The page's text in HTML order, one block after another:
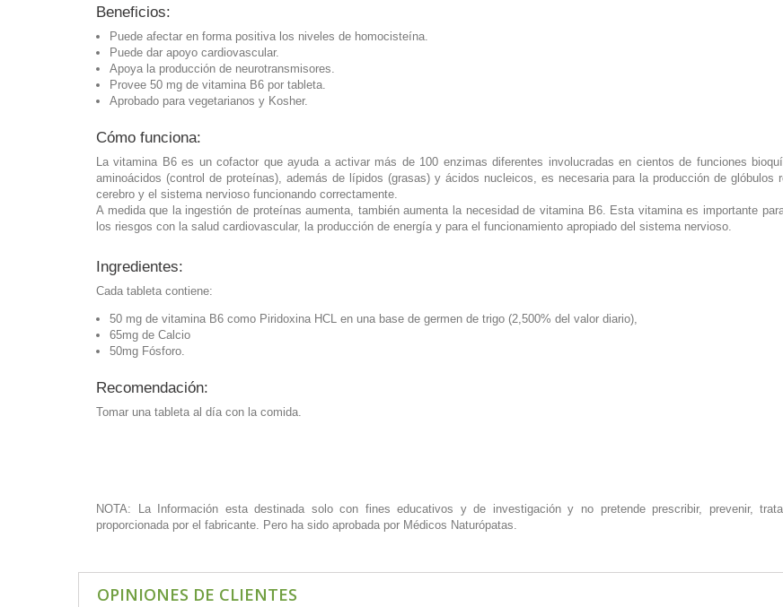
Beneficios:
Puede afectar en forma positiva los niveles de homocisteína.
Puede dar apoyo cardiovascular.
Apoya la producción de neurotransmisores.
Provee 50 mg de vitamina B6 por tableta.
Aprobado para vegetarianos y Kosher.
Cómo funciona:
La vitamina B6 es un cofactor que ayuda a activar más de 100 enzimas diferentes involucradas en cientos de funciones
aminoácidos (control de proteínas), además de lípidos (grasas) y ácidos nucleicos, es necesaria para la producción de glóbulos
cerebro y el sistema nervioso funcionando correctamente.
A medida que la ingestión de proteínas aumenta, también aumenta la necesidad de vitamina B6. Esta vitamina es importante
los riesgos con la salud cardiovascular, la producción de energía y para el funcionamiento apropiado del sistema nervioso.
Ingredientes:
Cada tableta contiene:
50 mg de vitamina B6 como Piridoxina HCL en una base de germen de trigo (2,500% del valor diario),
65mg de Calcio
50mg Fósforo.
Recomendación:
Tomar una tableta al día con la comida.
NOTA: La Información esta destinada solo con fines educativos y de investigación y no pretende prescribir, prevenir,
proporcionada por el fabricante. Pero ha sido aprobada por Médicos Naturópatas.
OPINIONES DE CLIENTES